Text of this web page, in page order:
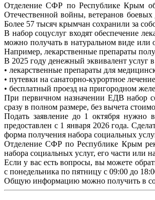
Отделение СФР по Республике Крым
Отечественной войны, ветеранов
Более 57 тысяч крымчан сохранили за
В набор соцуслуг входят обеспечение
можно получать в натуральном виде или
Например, лекарственные препараты
В 2025 году денежный эквивалент услуг
• лекарственные препараты для
• путевки на санаторно-курортное
• бесплатный проезд на пригородном
При первичном назначении ЕДВ набор
сразу в полном размере, без вычета
Подать заявление до 1 октября нужно
предоставлен с 1 января 2026 года.
форма получения набора социальных
Отделение СФР по Республике Крым
набора социальных услуг, его части или
Если у вас есть вопросы, вы можете
с понедельника по пятницу с 09:00 до
Общую информацию можно получить в